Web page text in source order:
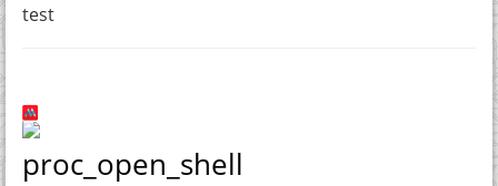
test
proc_open_shell